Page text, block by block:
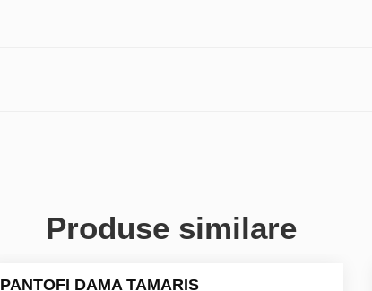
Produse similare
PANTOFI DAMA TAMARIS